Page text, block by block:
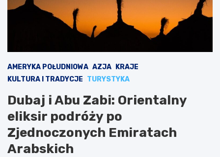
AMERYKA POŁUDNIOWA AZJA
KRAJE
KULTURA I TRADYCJE TURYSTYKA
Dubaj i Abu Zabi: Orientalny
eliksir podróży po
Zjednoczonych Emiratach
Arabskich